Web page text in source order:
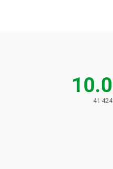
10.0
41 424